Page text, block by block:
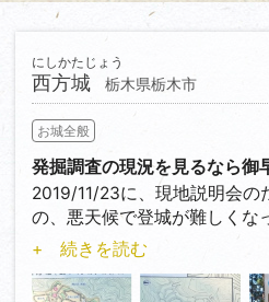
西方城
にしかたじょう
栃木県栃木市
お城全般
発掘調査の現況を見るなら御
2019/11/23に、現地説明会の
の、悪天候で登城が難しくな
の説明にて終了。
2019/12/08現地初登城。
Googleマップで確認された
+ 続きを読む